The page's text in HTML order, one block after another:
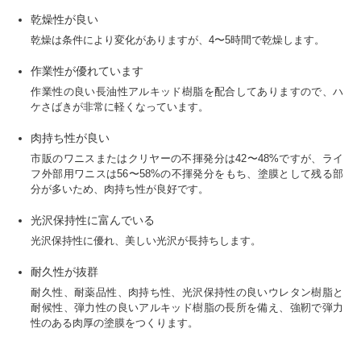
乾燥性が良い
乾燥は条件により変化がありますが、4〜5時間で乾燥します。
作業性が優れています
作業性の良い長油性アルキッド樹脂を配合してありますので、ハ
ケさばきが非常に軽くなっています。
肉持ち性が良い
市販のワニスまたはクリヤーの不揮発分は42〜48%ですが、ライ
フ外部用ワニスは56〜58%の不揮発分をもち、塗膜として残る部
分が多いため、肉持ち性が良好です。
光沢保持性に富んでいる
光沢保持性に優れ、美しい光沢が長持ちします。
耐久性が抜群
耐久性、耐薬品性、肉持ち性、光沢保持性の良いウレタン樹脂と
耐候性、弾力性の良いアルキッド樹脂の長所を備え、強靭で弾力
性のある肉厚の塗膜をつくります。